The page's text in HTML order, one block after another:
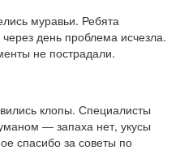
муравьи. Ребята
день проблема исчезла.
не пострадали.
клопы. Специалисты
— запаха нет, укусы
спасибо за советы по